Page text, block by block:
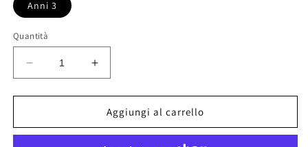
Anni 3
Quantità
Diminuisci
quantità
per
SCALDABAGNO
ELETTRICO
Aumenta
quantità
per
SCALDABAGNO
ELETTRICO
Aggiungi al carrello